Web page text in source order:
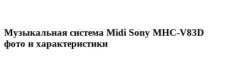
Музыкальная система Midi Sony MHC-V83D
фото и характеристики